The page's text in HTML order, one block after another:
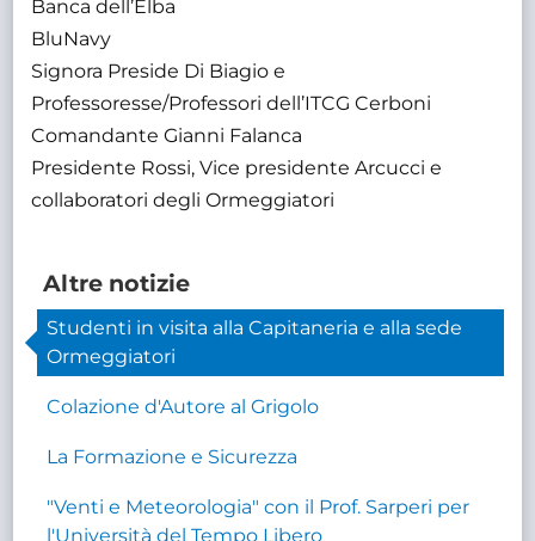
Banca dell’Elba
BluNavy
Signora Preside Di Biagio e
Professoresse/Professori dell’ITCG Cerboni
Comandante Gianni Falanca
Presidente Rossi, Vice presidente Arcucci e
collaboratori degli Ormeggiatori
Altre notizie
Studenti in visita alla Capitaneria e alla sede
Ormeggiatori
Colazione d'Autore al Grigolo
La Formazione e Sicurezza
"Venti e Meteorologia" con il Prof. Sarperi per
l'Università del Tempo Libero